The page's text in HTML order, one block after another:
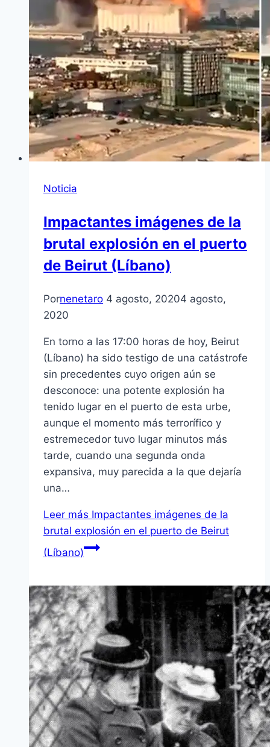
Noticia
Impactantes imágenes de la
brutal explosión en el puerto
de Beirut (Líbano)
Pornenetaro 4 agosto, 20204 agosto,
2020
En torno a las 17:00 horas de hoy, Beirut
(Líbano) ha sido testigo de una catástrofe
sin precedentes cuyo origen aún se
desconoce: una potente explosión ha
tenido lugar en el puerto de esta urbe,
aunque el momento más terrorífico y
estremecedor tuvo lugar minutos más
tarde, cuando una segunda onda
expansiva, muy parecida a la que dejaría
una…
Leer más Impactantes imágenes de la
brutal explosión en el puerto de Beirut
(Líbano)